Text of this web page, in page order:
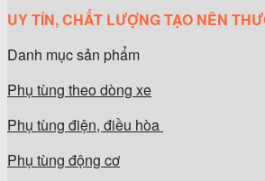
UY TÍN, CHẤT LƯỢNG TẠO NÊN
Danh mục sản phẩm
Phụ tùng theo dòng xe
Phụ tùng điện, điều hòa
Phụ tùng động cơ